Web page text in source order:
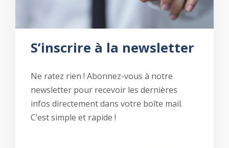
S’inscrire à la newsletter
Ne ratez rien ! Abonnez-vous à notre
newsletter pour recevoir les dernières
infos directement dans votre boîte mail.
C’est simple et rapide !